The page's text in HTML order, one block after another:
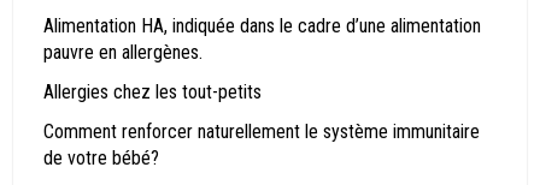
Alimentation HA, indiquée dans le cadre d’une alimentation
pauvre en allergènes.
Allergies chez les tout-petits
Comment renforcer naturellement le système immunitaire
de votre bébé?